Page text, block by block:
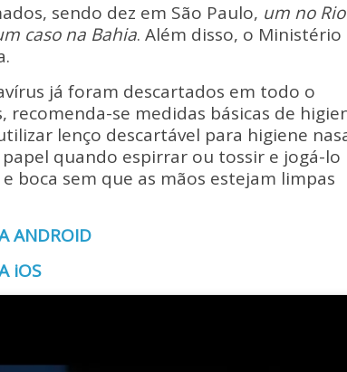
sendo dez em São Paulo, um no Rio
caso na Bahia. Além disso, o Ministério
já foram descartados em todo o
se medidas básicas de
lenço descartável para higiene
quando espirrar ou tossir e jogá-lo
boca sem que as mãos estejam limpas
ANDROID
iOS